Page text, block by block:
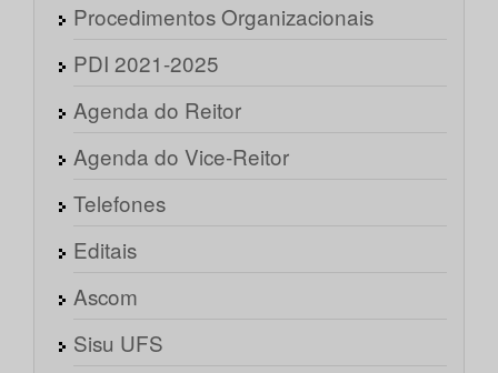
Procedimentos Organizacionais
PDI 2021-2025
Agenda do Reitor
Agenda do Vice-Reitor
Telefones
Editais
Ascom
Sisu UFS